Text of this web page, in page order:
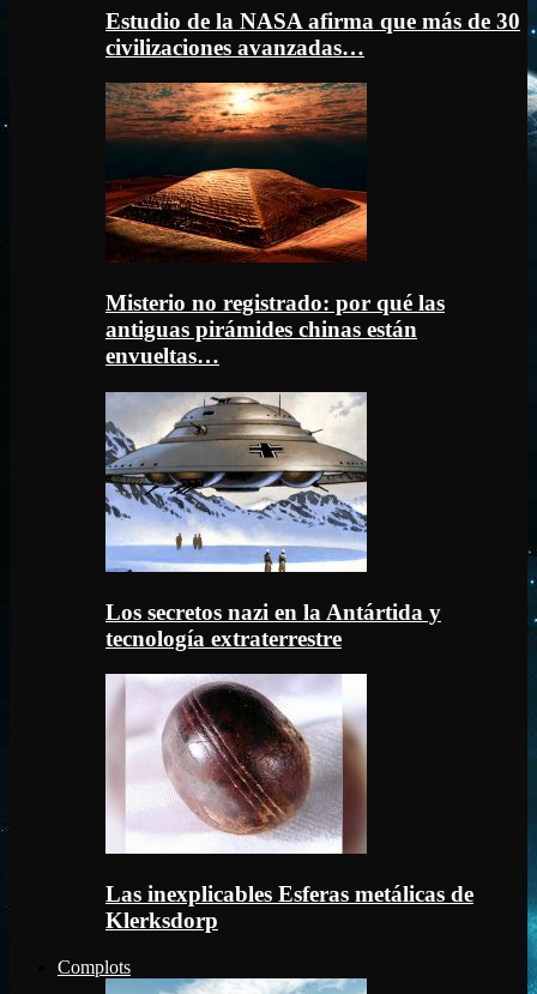
Estudio de la NASA afirma que más de 30
civilizaciones avanzadas…
Misterio no registrado: por qué las
antiguas pirámides chinas están
envueltas…
Los secretos nazi en la Antártida y
tecnología extraterrestre
Las inexplicables Esferas metálicas de
Klerksdorp
Complots